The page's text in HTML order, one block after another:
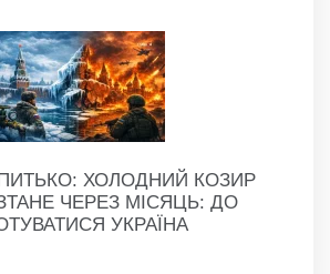
ХОЛОДНИЙ КОЗИР
ЧЕРЕЗ МІСЯЦЬ: ДО
УКРАЇНА